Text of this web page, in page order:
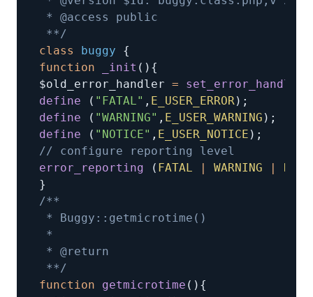
**/
class
buggy
{
function
_init ( ) {
$old_error_handler = set_error_handler
define
( "FATAL" , E_USER_ERROR ) ;
define
( "WARNING" , E_USER_WARNING ) ;
define
( "NOTICE" , E_USER_NOTICE ) ;
// configure reporting level
error_reporting
( FATAL | WARNING |
}
**/
function
getmicrotime ( ) {